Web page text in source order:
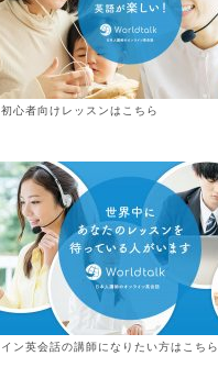
心者向けレッスンはこちら
ン英会話の講師になりたい方はこちら